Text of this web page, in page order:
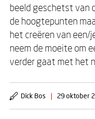
beeld geschetst van
de hoogtepunten
het creëren van een/
neem de moeite om
verder gaat met het
Dick Bos | 29 oktober